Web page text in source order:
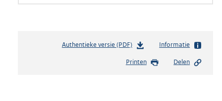
Authentieke versie (PDF)b
s
Informatie
Printen Delen